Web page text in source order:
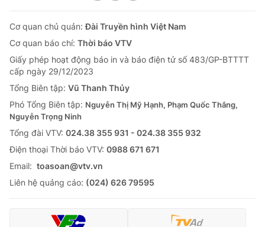
Cơ quan chủ quản:Đài Truyền hình Việt Nam
Cơ quan báo chí: Thời báo VTV
Giấy phép hoạt động báo in và báo điện tử số 483/GP-BTTTT
cấp ngày 29/12/2023
Tổng Biên tập: Vũ Thanh Thủy
Phó Tổng Biên tập: Nguyễn Thị Mỹ Hạnh, Phạm Quốc Thắng,
Nguyễn Trọng Ninh
Tổng đài VTV: 024.38 355 931 - 024.38 355 932
Ðiện thoại Thời báo VTV: 0988 671 671
Email: toasoan@vtv.vn
Liên hệ quảng cáo: (024) 626 79595